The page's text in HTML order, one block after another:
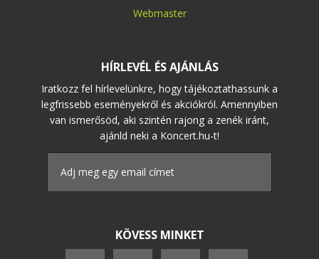
Webmaster
HÍRLEVÉL ÉS AJÁNLÁS
Iratkozz fel hírlevelünkre, hogy tájékoztathassunk a
legfrissebb eseményekről és akciókról. Amennyiben
van ismerősöd, aki szintén rajong a zenék iránt,
ajánld neki a Koncert.hu-t!
KÖVESS MINKET